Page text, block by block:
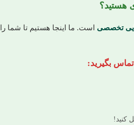
هستید؟
تخصصی است. ما اینجا هستیم تا شما را
بگیرید:
کنید!